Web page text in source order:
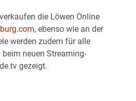
die Löwen Online
, ebenso wie an der
werden zudem für alle
neuen Streaming-
gezeigt.